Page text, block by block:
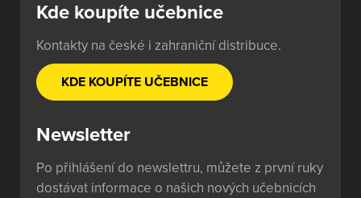
Kde koupíte učebnice
Kontakty na české i zahraniční distribuce.
KDE KOUPÍTE UČEBNICE
Newsletter
Po přihlášení do newslettru, můžete z první ruky
dostávat informace o našich nových učebnicích